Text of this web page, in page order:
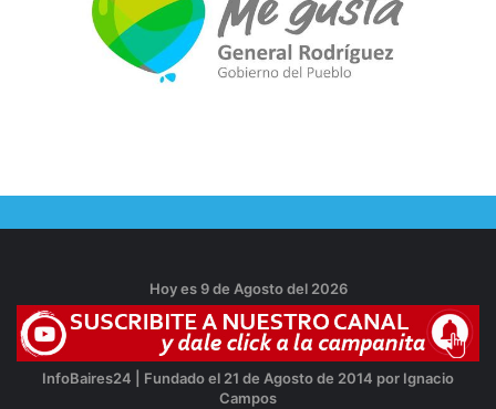
Hoy es 9 de Agosto del 2026
InfoBaires24 | Fundado el 21 de Agosto de 2014 por Ignacio
Campos